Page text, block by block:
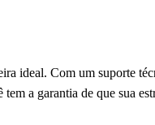
ideal. Com um suporte
a garantia de que sua